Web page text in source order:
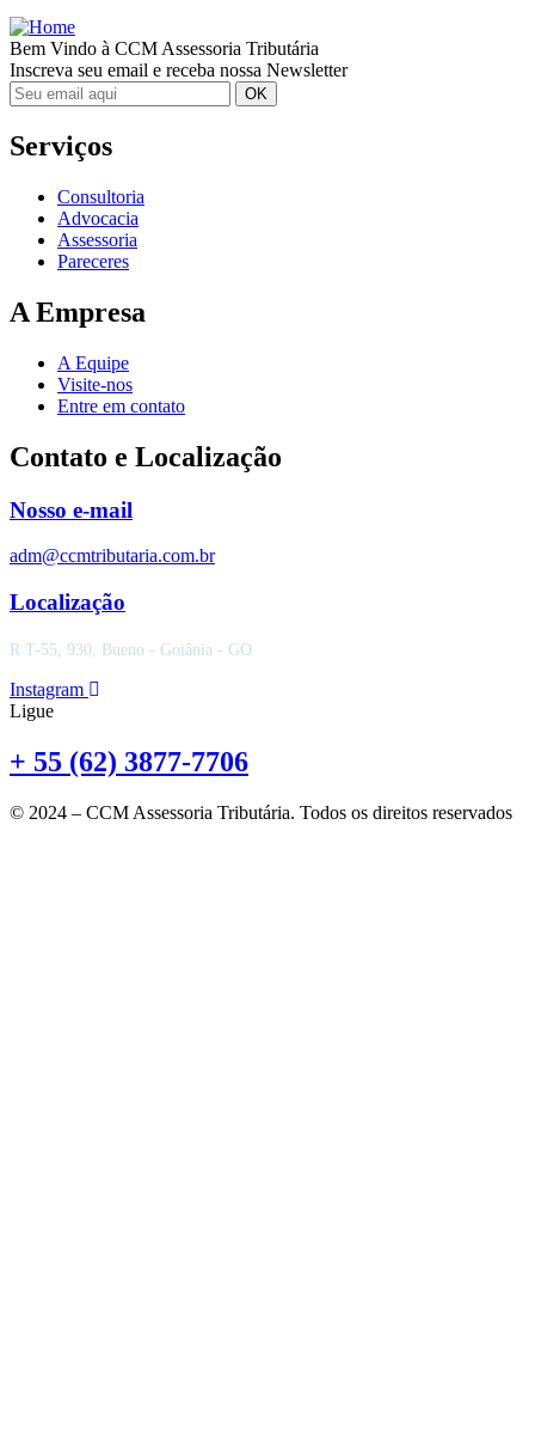
Bem Vindo à CCM Assessoria Tributária
Inscreva seu email e receba nossa Newsletter
Serviços
Consultoria
Advocacia
Assessoria
Pareceres
A Empresa
A Equipe
Visite-nos
Entre em contato
Contato e Localização
Nosso e-mail
adm@ccmtributaria.com.br
Localização
R T-55, 930, Bueno - Goiânia - GO
Instagram
Ligue
+ 55 (62) 3877-7706
© 2024 – CCM Assessoria Tributária. Todos os direitos reservados